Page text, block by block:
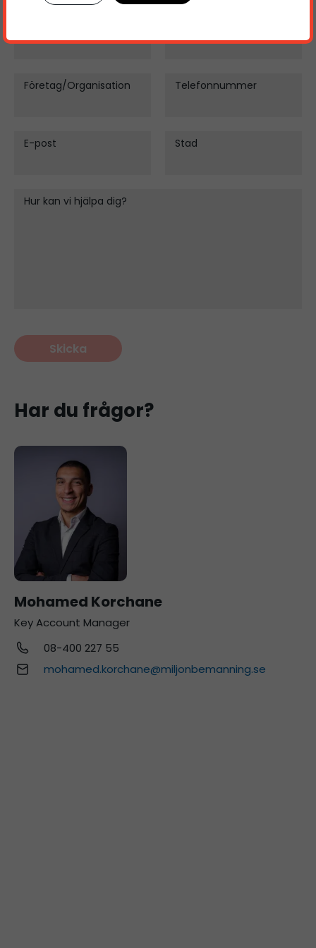
Företag/Organisation Telefonnummer
E-post Stad
Hur kan vi hjälpa dig?
Har du frågor?
Mohamed Korchane
Key Account Manager
08-400 227 55
mohamed.korchane@miljonbemanning.se